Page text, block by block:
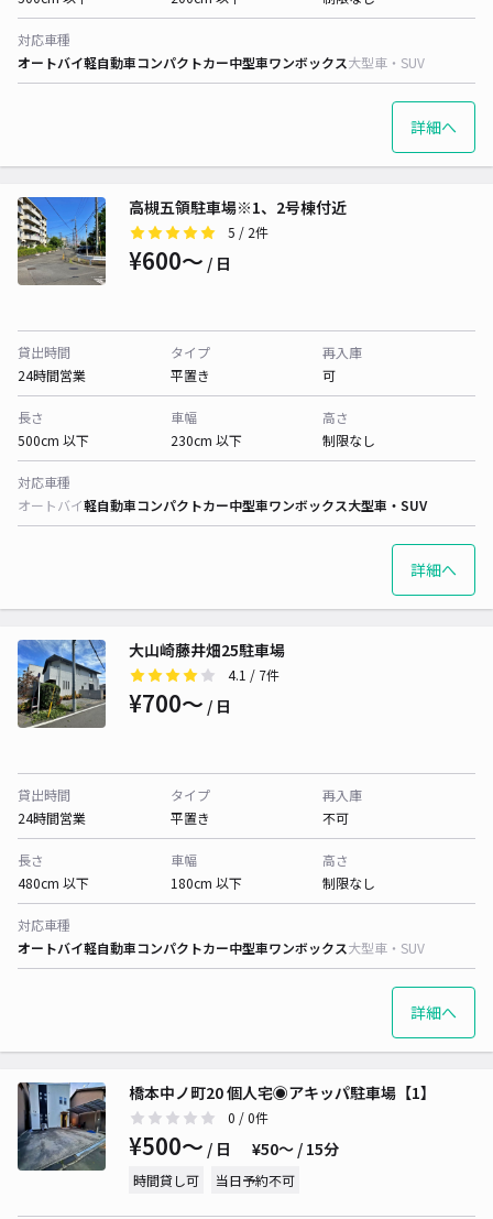
対応車種
オートバイ軽自動車コンパクトカー中型車ワンボックス大型車・SUV
詳細へ
高槻五領駐車場※1、2号棟付近
5 / 2件
¥600〜 / 日
貸出時間
24時間営業
タイプ
平置き
再入庫
可
長さ
500cm 以下
車幅
230cm 以下
高さ
制限なし
対応車種
オートバイ軽自動車コンパクトカー中型車ワンボックス大型車・SUV
詳細へ
大山崎藤井畑25駐車場
4.1 / 7件
¥700〜 / 日
貸出時間
24時間営業
タイプ
平置き
再入庫
不可
長さ
480cm 以下
車幅
180cm 以下
高さ
制限なし
対応車種
オートバイ軽自動車コンパクトカー中型車ワンボックス大型車・SUV
詳細へ
橋本中ノ町20 個人宅◉アキッパ駐車場【1】
0 / 0件
¥500〜 / 日 ¥50〜 / 15分
時間貸し可 当日予約不可